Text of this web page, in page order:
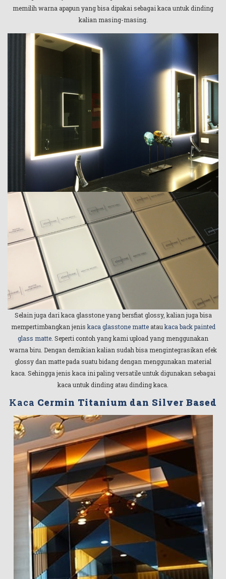
memilih warna apapun yang bisa dipakai sebagai kaca untuk dinding
kalian masing-masing.
Selain juga dari kaca glasstone yang bersfiat glossy, kalian juga bisa
mempertimbangkan jenis kaca glasstone matteatau kaca back painted
glass matte . Seperti contoh yang kami upload yang menggunakan
warna biru. Dengan demikian kalian sudah bisa mengintegrasikan efek
glossy dan matte pada suatu bidang dengan menggunakan material
kaca. Sehingga jenis kaca ini paling versatile untuk digunakan sebagai
kaca untuk dinding atau dinding kaca.
Kaca Cermin Titanium dan Silver Based